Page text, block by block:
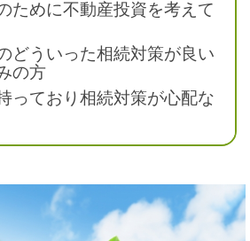
ために不動産投資を考えて
どういった相続対策が良い
の方
っており相続対策が心配な